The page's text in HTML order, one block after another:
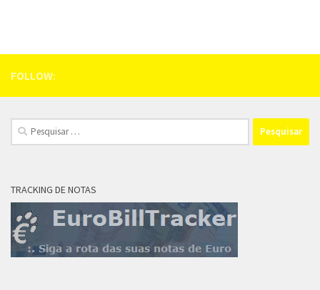
FOLLOW:
Pesquisar
por:
TRACKING DE NOTAS